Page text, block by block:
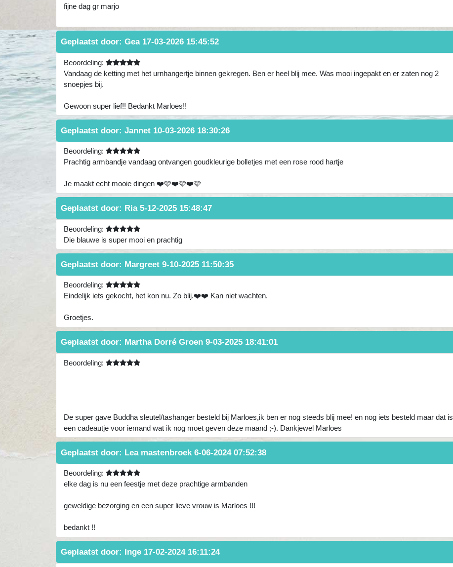
fijne dag gr marjo
Geplaatst door:Gea 17-03-2026 15:45:52
Beoordeling:
Vandaag de ketting met het urnhangertje binnen gekregen. Ben er heel blij mee. Was mooi ingepakt en er zaten nog 2
snoepjes bij.
Gewoon super lief!! Bedankt Marloes!!
Geplaatst door:Jannet 10-03-2026 18:30:26
Beoordeling:
Prachtig armbandje vandaag ontvangen goudkleurige bolletjes met een rose rood hartje
Je maakt echt mooie dingen ❤️🩷❤️🩷❤️🩷
Geplaatst door: Ria 5-12-2025 15:48:47
Beoordeling:
Die blauwe is super mooi en prachtig
Geplaatst door: Margreet9-10-2025 11:50:35
Beoordeling:
Eindelijk iets gekocht, het kon nu. Zo blij.❤️❤️ Kan niet wachten.
Groetjes.
Geplaatst door: Martha Dorré Groen 9-03-2025 18:41:01
Beoordeling:
De super gave Buddha sleutel/tashanger besteld bij Marloes,ik ben er nog steeds blij mee! en nog iets besteld maar dat is
een cadeautje voor iemand wat ik nog moet geven deze maand ;-). Dankjewel Marloes
Geplaatst door: Lea mastenbroek 6-06-2024 07:52:38
Beoordeling:
elke dag is nu een feestje met deze prachtige armbanden
geweldige bezorging en een super lieve vrouw is Marloes !!!
bedankt !!
Geplaatst door: Inge 17-02-2024 16:11:24